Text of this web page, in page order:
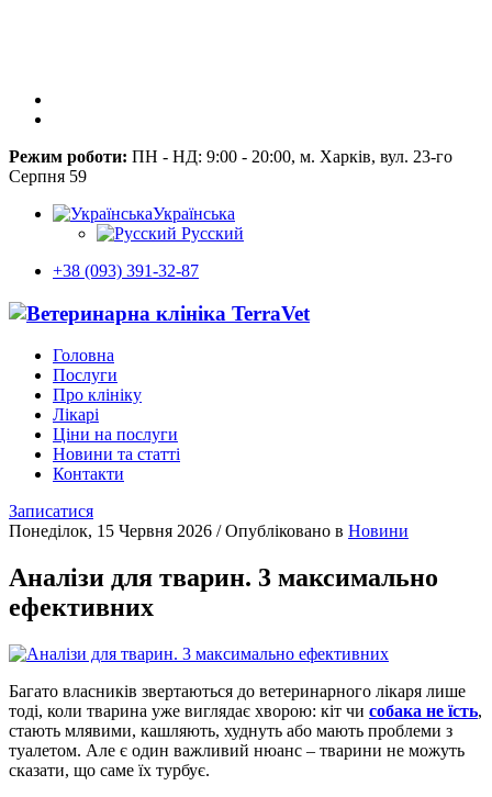
Режим роботи: ПН - НД: 9:00 - 20:00, м. Харків, вул. 23-го
Серпня 59
Українська
Русский
+38 (093) 391-32-87
Головна
Послуги
Про клініку
Лікарі
Ціни на послуги
Новини та статті
Контакти
Записатися
Понеділок, 15 Червня 2026 /Опубліковано в Новини
Аналізи для тварин. 3 максимально
ефективних
Багато власників звертаються до ветеринарного лікаря лише
тоді, коли тварина уже виглядає хворою: кіт чи собака не їсть,
стають млявими, кашляють, худнуть або мають проблеми з
туалетом. Але є один важливий нюанс – тварини не можуть
сказати, що саме їх турбує.